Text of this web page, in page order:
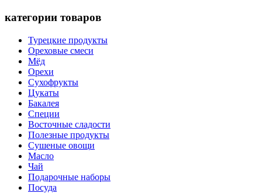
категории товаров
Турецкие продукты
Ореховые смеси
Мёд
Орехи
Сухофрукты
Цукаты
Бакалея
Специи
Восточные сладости
Полезные продукты
Сушеные овощи
Масло
Чай
Подарочные наборы
Посуда